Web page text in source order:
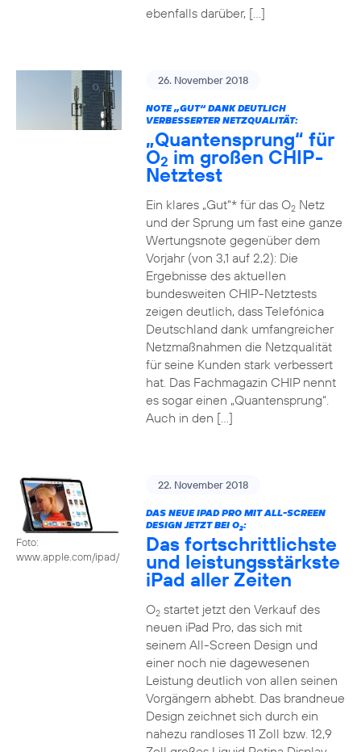
ebenfalls darüber, […]
26. November 2018
NOTE „GUT“ DANK DEUTLICH
VERBESSERTER NETZQUALITÄT:
„Quantensprung“ für
O2 im großen CHIP-
Netztest
Ein klares „Gut“* für das O2Netz
und der Sprung um fast eine ganze
Wertungsnote gegenüber dem
Vorjahr (von 3,1 auf 2,2): Die
Ergebnisse des aktuellen
bundesweiten CHIP-Netztests
zeigen deutlich, dass Telefónica
Deutschland dank umfangreicher
Netzmaßnahmen die Netzqualität
für seine Kunden stark verbessert
hat. Das Fachmagazin CHIP nennt
es sogar einen „Quantensprung“.
Auch in den […]
Foto:
www.apple.com/ipad/
22. November 2018
DAS NEUE IPAD PRO MIT ALL-SCREEN
DESIGN JETZT BEI O2:
Das fortschrittlichste
und leistungsstärkste
iPad aller Zeiten
O2startet jetzt den Verkauf des
neuen iPad Pro, das sich mit
seinem All-Screen Design und
einer noch nie dagewesenen
Leistung deutlich von allen seinen
Vorgängern abhebt. Das brandneue
Design zeichnet sich durch ein
nahezu randloses 11 Zoll bzw. 12,9